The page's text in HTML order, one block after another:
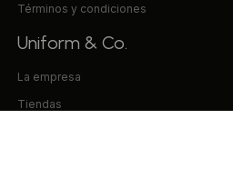
Términos y condiciones
Uniform & Co.
La empresa
Tiendas